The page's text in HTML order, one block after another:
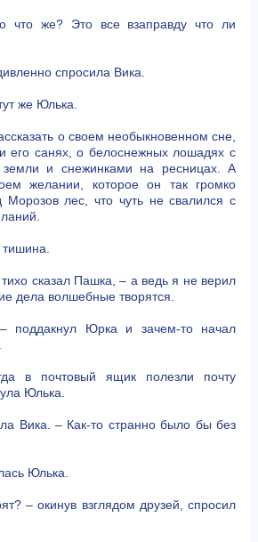
что же? Это все взаправду что ли
спросила Вика.
же Юлька.
о своем необыкновенном сне,
его санях, о белоснежных лошадях с
и снежинками на ресницах. А
желании, которое он так громко
Морозов лес, что чуть не свалился с
сказал Пашка, – а ведь я не верил
дела волшебные творятся.
Юрка и зачем-то начал
в почтовый ящик полезли почту
Юлька.
Вика. – Как-то странно было бы без
Юлька.
– окинув взглядом друзей, спросил